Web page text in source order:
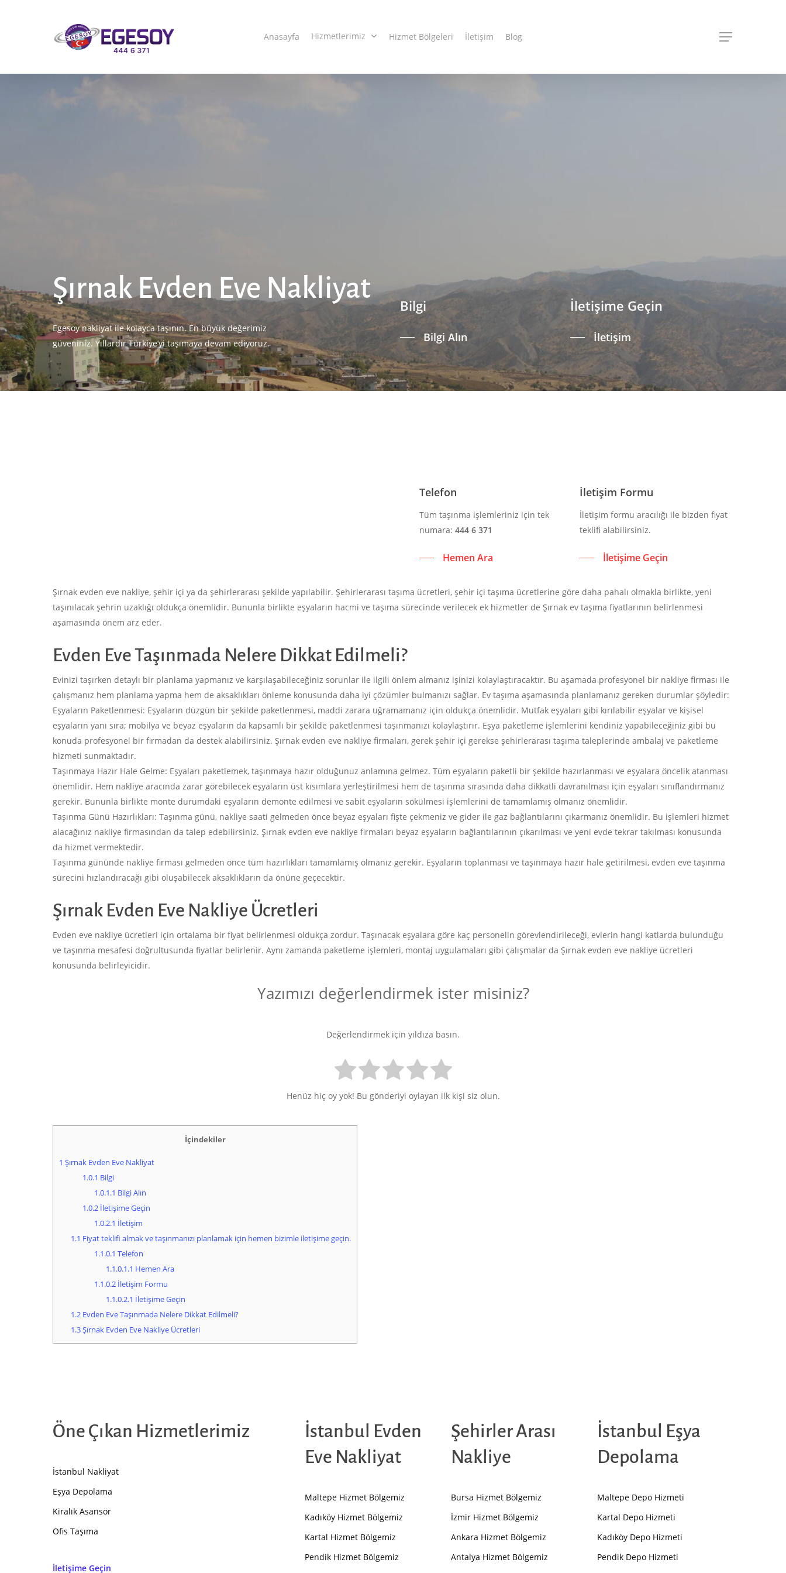
Anasayfa Hizmetlerimiz Hizmet Bölgeleri İletişim Blog
Şırnak Evden Eve Nakliyat
Egesoy nakliyat ile kolayca taşının. En büyük değerimiz
güveniniz. Yıllardır Türkiye’yi taşımaya devam ediyoruz.
Bilgi
Bilgi Alın
İletişime Geçin
İletişim
Telefon
Tüm taşınma işlemleriniz için tek
numara:444 6 371
Hemen Ara
İletişim Formu
İletişim formu aracılığı ile bizden fiyat
teklifi alabilirsiniz.
İletişime Geçin
Şırnak evden eve nakliye, şehir içi ya da şehirlerarası şekilde yapılabilir. Şehirlerarası taşıma ücretleri, şehir içi taşıma ücretlerine göre daha pahalı olmakla birlikte, yeni
taşınılacak şehrin uzaklığı oldukça önemlidir. Bununla birlikte eşyaların hacmi ve taşıma sürecinde verilecek ek hizmetler de Şırnak ev taşıma fiyatlarının belirlenmesi
aşamasında önem arz eder.
Evden Eve Taşınmada Nelere Dikkat Edilmeli?
Evinizi taşırken detaylı bir planlama yapmanız ve karşılaşabileceğiniz sorunlar ile ilgili önlem almanız işinizi kolaylaştıracaktır. Bu aşamada profesyonel bir nakliye firması ile
çalışmanız hem planlama yapma hem de aksaklıkları önleme konusunda daha iyi çözümler bulmanızı sağlar. Ev taşıma aşamasında planlamanız gereken durumlar şöyledir:
Eşyaların Paketlenmesi: Eşyaların düzgün bir şekilde paketlenmesi, maddi zarara uğramamanız için oldukça önemlidir. Mutfak eşyaları gibi kırılabilir eşyalar ve kişisel
eşyaların yanı sıra; mobilya ve beyaz eşyaların da kapsamlı bir şekilde paketlenmesi taşınmanızı kolaylaştırır. Eşya paketleme işlemlerini kendiniz yapabileceğiniz gibi bu
konuda profesyonel bir firmadan da destek alabilirsiniz. Şırnak evden eve nakliye firmaları, gerek şehir içi gerekse şehirlerarası taşıma taleplerinde ambalaj ve paketleme
hizmeti sunmaktadır.
Taşınmaya Hazır Hale Gelme: Eşyaları paketlemek, taşınmaya hazır olduğunuz anlamına gelmez. Tüm eşyaların paketli bir şekilde hazırlanması ve eşyalara öncelik atanması
önemlidir. Hem nakliye aracında zarar görebilecek eşyaların üst kısımlara yerleştirilmesi hem de taşınma sırasında daha dikkatli davranılması için eşyaları sınıflandırmanız
gerekir. Bununla birlikte monte durumdaki eşyaların demonte edilmesi ve sabit eşyaların sökülmesi işlemlerini de tamamlamış olmanız önemlidir.
Taşınma Günü Hazırlıkları: Taşınma günü, nakliye saati gelmeden önce beyaz eşyaları fişte çekmeniz ve gider ile gaz bağlantılarını çıkarmanız önemlidir. Bu işlemleri hizmet
alacağınız nakliye firmasından da talep edebilirsiniz. Şırnak evden eve nakliye firmaları beyaz eşyaların bağlantılarının çıkarılması ve yeni evde tekrar takılması konusunda
da hizmet vermektedir.
Taşınma gününde nakliye firması gelmeden önce tüm hazırlıkları tamamlamış olmanız gerekir. Eşyaların toplanması ve taşınmaya hazır hale getirilmesi, evden eve taşınma
sürecini hızlandıracağı gibi oluşabilecek aksaklıkların da önüne geçecektir.
Şırnak Evden Eve Nakliye Ücretleri
Evden eve nakliye ücretleri için ortalama bir fiyat belirlenmesi oldukça zordur. Taşınacak eşyalara göre kaç personelin görevlendirileceği, evlerin hangi katlarda bulunduğu
ve taşınma mesafesi doğrultusunda fiyatlar belirlenir. Aynı zamanda paketleme işlemleri, montaj uygulamaları gibi çalışmalar da Şırnak evden eve nakliye ücretleri
konusunda belirleyicidir.
Yazımızı değerlendirmek ister misiniz?
Değerlendirmek için yıldıza basın.
Henüz hiç oy yok! Bu gönderiyi oylayan ilk kişi siz olun.
İçindekiler
1 Şırnak Evden Eve Nakliyat
1.0.1 Bilgi
1.0.1.1 Bilgi Alın
1.0.2İletişime Geçin
1.0.2.1 İletişim
1.1 Fiyat teklifi almak ve taşınmanızı planlamak için hemen bizimle iletişime geçin.
1.1.0.1 Telefon
1.1.0.1.1 Hemen Ara
1.1.0.2İletişim Formu
1.1.0.2.1 İletişime Geçin
1.2Evden Eve Taşınmada Nelere Dikkat Edilmeli?
1.3Şırnak Evden Eve Nakliye Ücretleri
Öne Çıkan Hizmetlerimiz
İstanbul Nakliyat
Eşya Depolama
Kiralık Asansör
Ofis Taşıma
İletişime Geçin
İstanbul Evden
Eve Nakliyat
Maltepe Hizmet Bölgemiz
Kadıköy Hizmet Bölgemiz
Kartal Hizmet Bölgemiz
Pendik Hizmet Bölgemiz
Şehirler Arası
Nakliye
Bursa Hizmet Bölgemiz
İzmir Hizmet Bölgemiz
Ankara Hizmet Bölgemiz
Antalya Hizmet Bölgemiz
İstanbul Eşya
Depolama
Maltepe Depo Hizmeti
Kartal Depo Hizmeti
Kadıköy Depo Hizmeti
Pendik Depo Hizmeti
İletişim
Altayçeşme mh begonya sk No : 30 /A
0532 744 49 16
0532 644 63 71